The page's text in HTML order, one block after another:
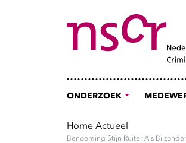
ONDERZOEK
Home Actueel
Benoeming Stijn Ruiter Als